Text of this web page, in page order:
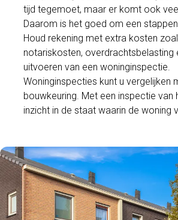
tijd tegemoet, maar er komt ook
Daarom is het goed om een
Houd rekening met extra kosten
notariskosten, overdrachtsbelasting
uitvoeren van een woninginspectie.
Woninginspecties kunt u vergelijken
bouwkeuring. Met een inspectie van
inzicht in de staat waarin de woning